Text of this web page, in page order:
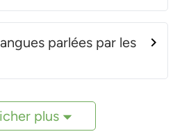
parlées par les
plus